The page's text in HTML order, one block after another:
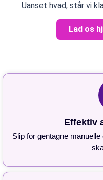
Uanset hvad, står vi
Lad os
Effektiv
Slip for gentagne